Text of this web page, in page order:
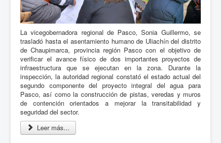
La vicegobernadora regional de Pasco, Sonia Guillermo, se
trasladó hasta el asentamiento humano de Uliachín del distrito
de Chaupimarca, provincia región Pasco con el objetivo de
verificar el avance físico de dos importantes proyectos de
infraestructura que se ejecutan en la zona. Durante la
inspección, la autoridad regional constató el estado actual del
segundo componente del proyecto integral del agua para
Pasco, así como la construcción de pistas, veredas y muros
de contención orientados a mejorar la transitabilidad y
seguridad del sector.
Leer más...